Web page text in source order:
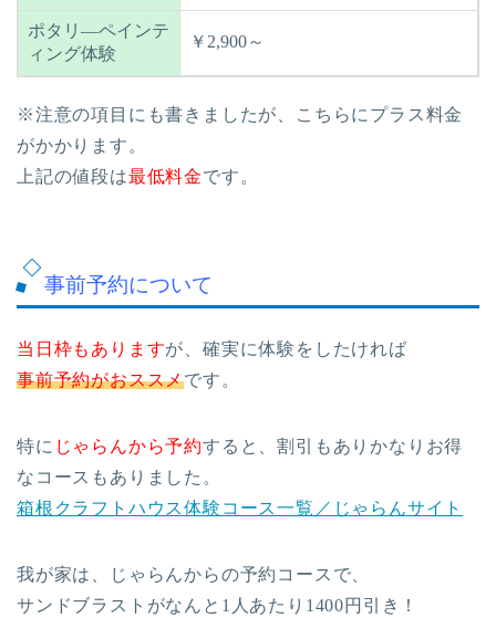
ポタリ―ペインテ
ィング体験
￥2,900～
※注意の項目にも書きましたが、こちらにプラス料金
がかかります。
上記の値段は最低料金です。
事前予約について
当日枠もありますが、確実に体験をしたければ
事前予約がおススメです。
特に じゃらんから予約すると、割引もありかなりお得
なコースもありました。
箱根クラフトハウス体験コース一覧／じゃらんサイト
我が家は、じゃらんからの予約コースで、
サンドブラストがなんと1人あたり1400円引き！